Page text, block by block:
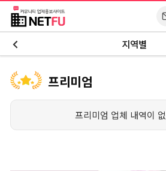
지역별
프리미엄
프리미엄 업체 내역이